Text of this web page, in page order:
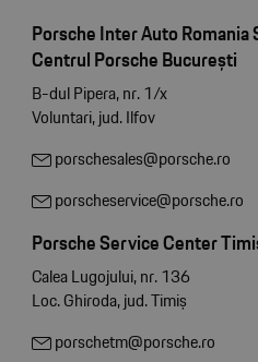
Porsche Inter Auto Romania
Centrul Porsche București
B-dul Pipera, nr. 1/x
Voluntari, jud. Ilfov
porschesales@porsche.ro
porscheservice@porsche.ro
Porsche Service Center
Calea Lugojului, nr. 136
Loc. Ghiroda, jud. Timiș
porschetm@porsche.ro